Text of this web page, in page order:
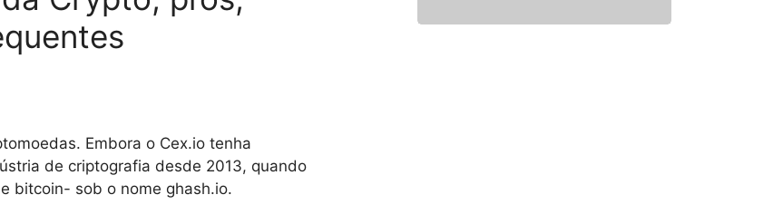
Embora o Cex.io tenha
de criptografia desde 2013, quando
bitcoin- sob o nome ghash.io.